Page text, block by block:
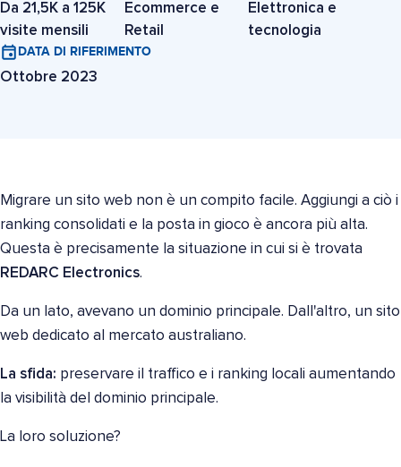
Da 21,5K a 125K
visite mensili
Ecommerce e
Retail
Elettronica e
tecnologia
DATA DI RIFERIMENTO
Ottobre 2023
Migrare un sito web non è un compito facile. Aggiungi a ciò i
ranking consolidati e la posta in gioco è ancora più alta.
Questa è precisamente la situazione in cui si è trovata
REDARC Electronics.
Da un lato, avevano un dominio principale. Dall'altro, un sito
web dedicato al mercato australiano.
La sfida: preservare il traffico e i ranking locali aumentando
la visibilità del dominio principale.
La loro soluzione?